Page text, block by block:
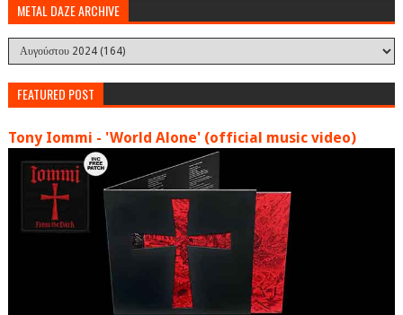
METAL DAZE ARCHIVE
FEATURED POST
Tony Iommi - 'World Alone' (official music video)